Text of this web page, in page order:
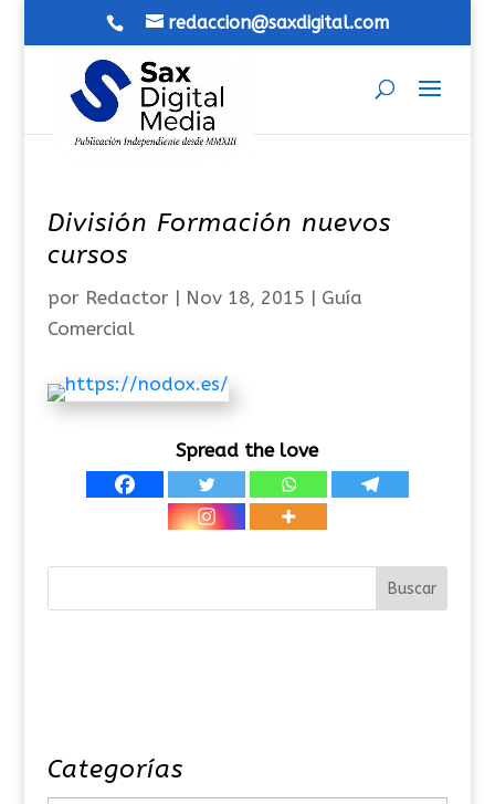
redaccion@saxdigital.com
División Formación nuevos
cursos
por Redactor| Nov 18, 2015 | Guía
Comercial
Spread the love
Categorías